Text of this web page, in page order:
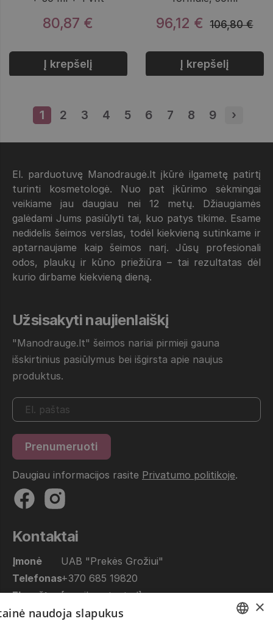
80,87 €
Į krepšelį
96,12 € 106,80 €
Į krepšelį
Puslapis
1 Puslapis
2 Puslapis
3 Puslapis
4 Puslapis
5 Puslapis
6 Puslapis
7 Puslapis
8 Puslapis
9 Next
›
El. parduotuvę Manodraugė.lt įkūrė ilgametę patirtį
turinti kosmetologė. Nuo pat įkūrimo sėkmingai
veikiame jau daugiau nei 12 metų. Džiaugiamės
galėdami Jums pasiūlyti tai, kuo patys tikime. Esame
nedidelis šeimos verslas, todėl kiekvieną sutinkame ir
aptarnaujame kaip šeimos narį. Jūsų profesionali
odos, plaukų ir kūno priežiūra – tai rezultatas dėl
kurio dirbame kiekvieną dieną.
Užsisakyti naujienlaiškį
"Manodrauge.lt" šeimos nariai pirmieji gauna
išskirtinius pasiūlymus bei išgirsta apie naujus
produktus.
Daugiau informacijos rasite Privatumo politikoje.
Kontaktai
Įmonė
UAB "Prekės Grožiui"
Telefonas+370 685 19820
El. paštas[email protected]
Dirbame
10.00 - 17.00
×
naudoja slapukus